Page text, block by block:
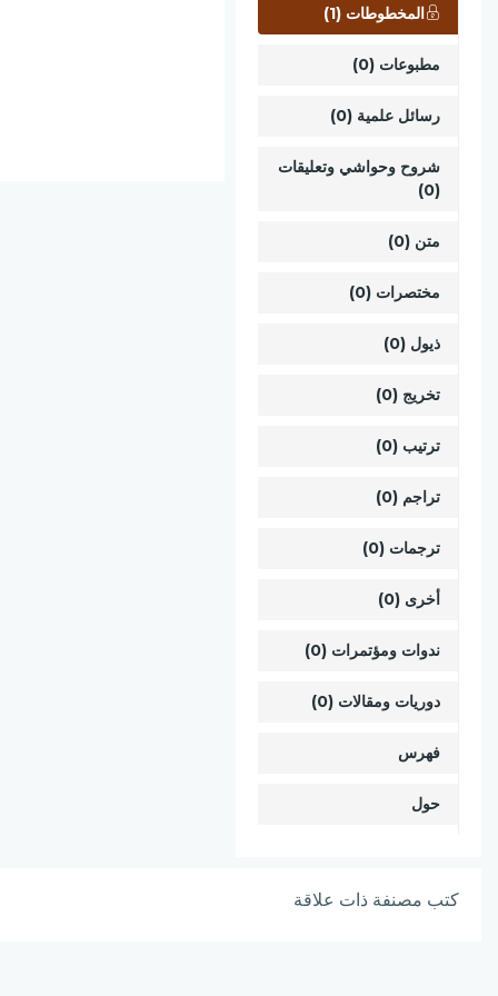
المخطوطات (1)
مطبوعات (0)
رسائل علمية (0)
شروح وحواشي وتعليقات
(0)
متن (0)
مختصرات (0)
ذيول (0)
تخريج (0)
ترتيب (0)
تراجم (0)
ترجمات (0)
أخرى (0)
ندوات ومؤتمرات (0)
دوريات ومقالات (0)
فهرس
حول
كتب مصنفة ذات علاقة